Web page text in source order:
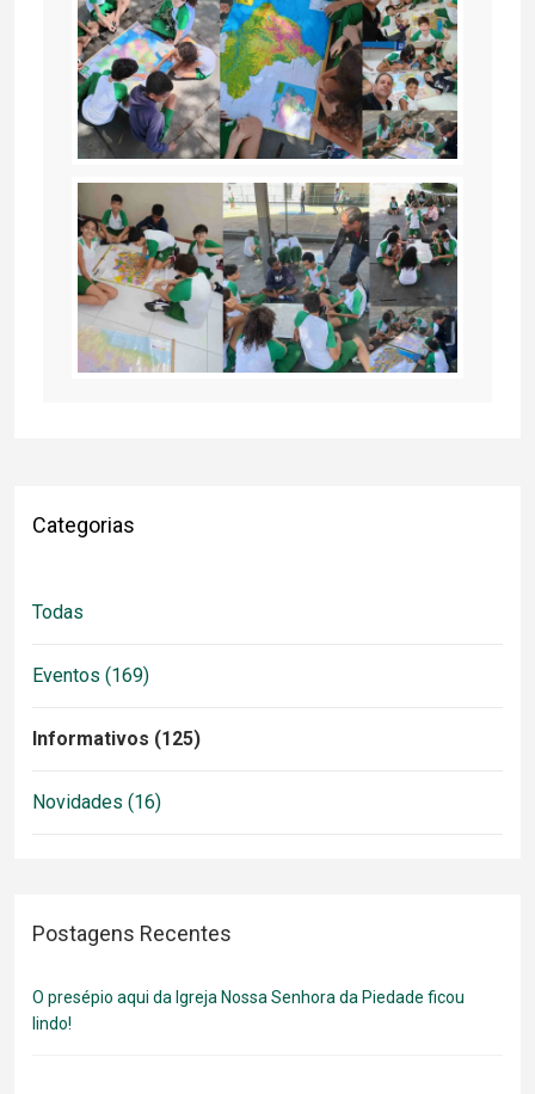
Categorias
Todas
Eventos (169)
Informativos (125)
Novidades (16)
Postagens Recentes
O presépio aqui da Igreja Nossa Senhora da Piedade ficou
lindo!